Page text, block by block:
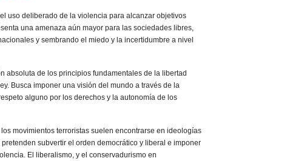
uso deliberado de la violencia para alcanzar objetivos
una amenaza aún mayor para las sociedades libres,
y sembrando el miedo y la incertidumbre a nivel
absoluta de los principios fundamentales de la libertad
Busca imponer una visión del mundo a través de la
alguno por los derechos y la autonomía de los
movimientos terroristas suelen encontrarse en ideologías
subvertir el orden democrático y liberal e imponer
El liberalismo, y el conservadurismo en